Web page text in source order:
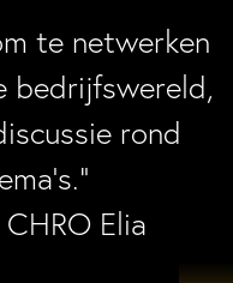
te netwerken
bedrijfswereld,
rond
Elia